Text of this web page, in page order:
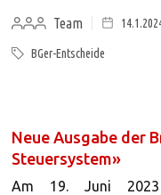
Team
BGer-Entscheide
Neue Ausgabe der
Steuersystem»
Am 19. Juni